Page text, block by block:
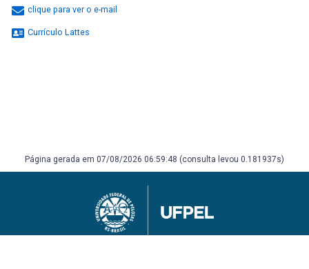
clique para ver o e-mail
Currículo Lattes
Página gerada em 07/08/2026 06:59:48 (consulta levou 0.181937s)